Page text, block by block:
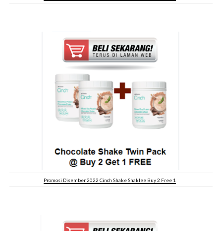
Promosi Disember 2022 Cinch Shake Shaklee Buy 2 Free 1